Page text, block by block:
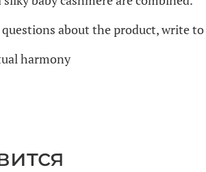
about the product, write to
harmony